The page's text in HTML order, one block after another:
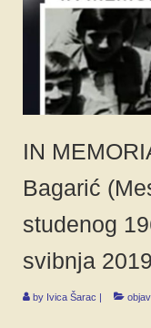
STALNE
NAŠA BAŠTINA
IZ ARHIVE
FORUM
IN
Bagarić
studenog
svibnja
by Ivica Šarac |